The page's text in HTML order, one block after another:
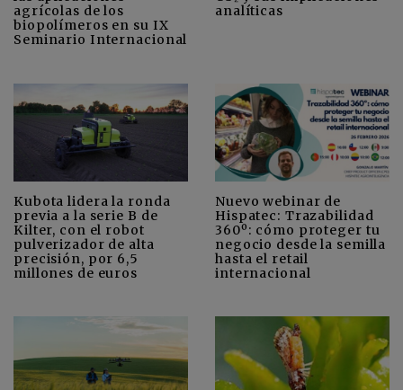
agrícolas de los
biopolímeros en su IX
Seminario Internacional
analíticas
Kubota lidera la ronda
previa a la serie B de
Kilter, con el robot
pulverizador de alta
precisión, por 6,5
millones de euros
Nuevo webinar de
Hispatec: Trazabilidad
360º: cómo proteger tu
negocio desde la semilla
hasta el retail
internacional